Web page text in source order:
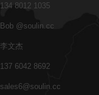
134 8012 1035
Bob @soulin.cc
李文杰
137 6042 8692
sales6@soulin.cc